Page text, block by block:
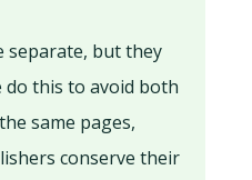
separate, but they
do this to avoid both
same pages,
conserve their